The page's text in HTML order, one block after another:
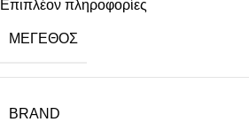
Επιπλέον πληροφορίες
ΜΈΓΕΘΟΣ
BRAND